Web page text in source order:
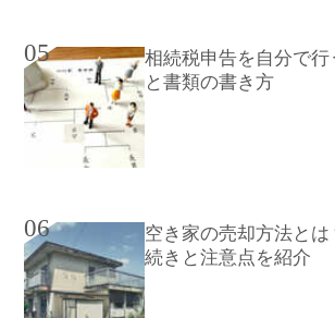
05
相続税申告を自分で行
と書類の書き方
06
空き家の売却方法と
続きと注意点を紹介